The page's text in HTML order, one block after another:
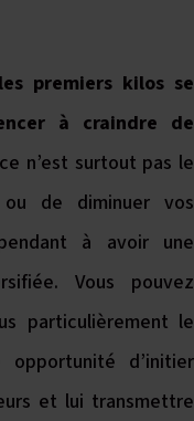
premiers kilos se
à craindre de
n’est surtout pas le
ou de diminuer vos
à avoir une
Vous pouvez
particulièrement le
d’initier
et lui transmettre